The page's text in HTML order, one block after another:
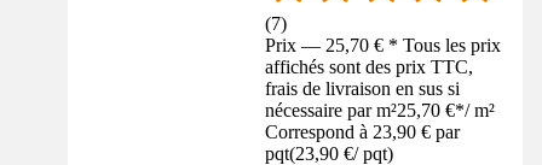
(7)
Prix — 25,70 € * Tous les prix
affichés sont des prix TTC,
frais de livraison en sus si
nécessaire par m²25,70 €*/ m²
Correspond à 23,90 € par
pqt(23,90 €/ pqt)